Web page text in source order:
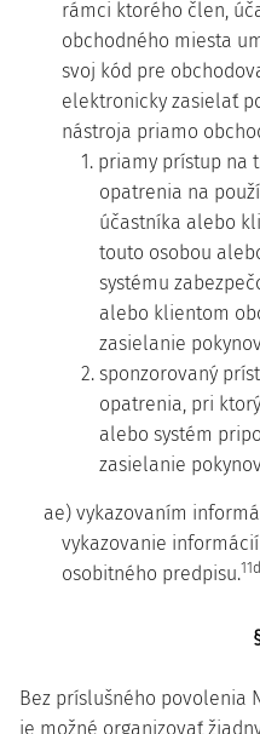
rámci ktorého člen,
obchodného miesta
svoj kód pre
elektronicky zasielať
nástroja priamo
1. priamy prístup na
opatrenia na
účastníka alebo
touto osobou
systému
alebo klientom
zasielanie
2. sponzorovaný
opatrenia, pri
alebo systém
zasielanie
ae) vykazovaním
vykazovanie
osobitného predpisu.
Bez príslušného povolenia
je možné organizovať